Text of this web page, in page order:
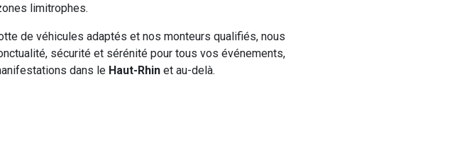
limitrophes.
de véhicules adaptés et nos monteurs qualifiés, nous
sécurité et sérénité pour tous vos événements,
dans le Haut-Rhin et au-delà.